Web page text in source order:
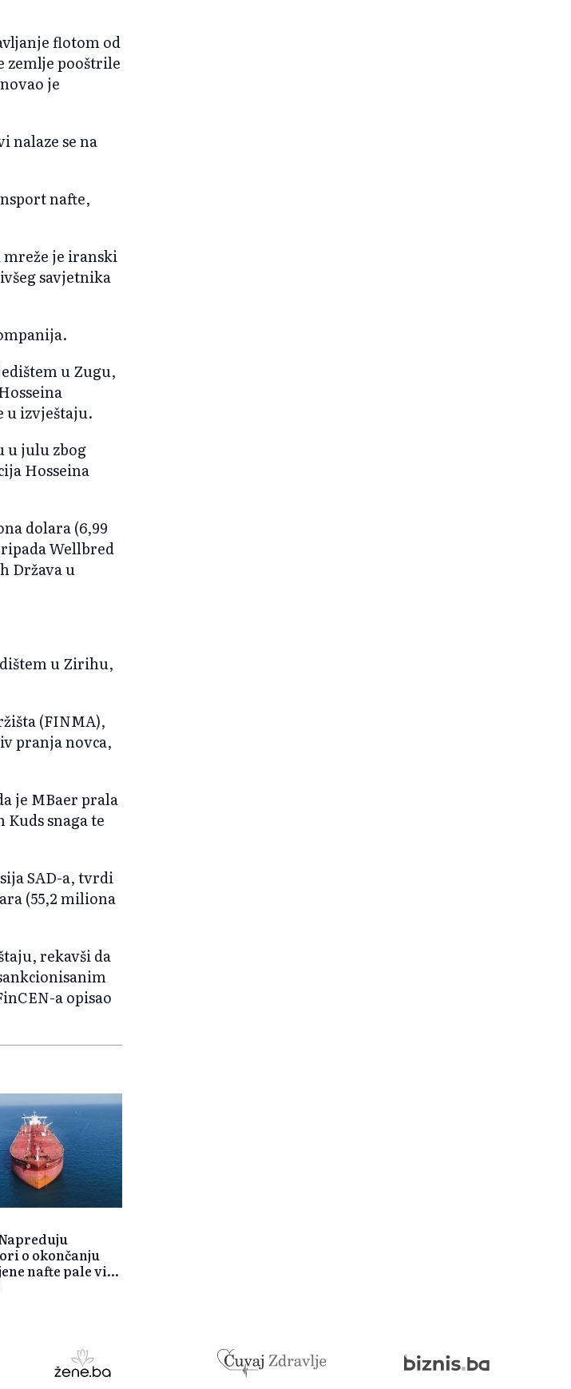
flotom od
zemlje pooštrile
je
nalaze se na
nafte,
je iranski
savjetnika
u Zugu,
u izvještaju.
u julu zbog
Hosseina
dolara (6,99
Wellbred
Država u
u Zirihu,
(FINMA),
pranja novca,
je MBaer prala
snaga te
SAD-a, tvrdi
(55,2 miliona
rekavši da
a opisao
o okončanju
nafte pale više